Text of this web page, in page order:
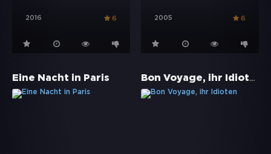
2016 6 2005 6
Eine Nacht in Paris Bon Voyage, ihr Idioten